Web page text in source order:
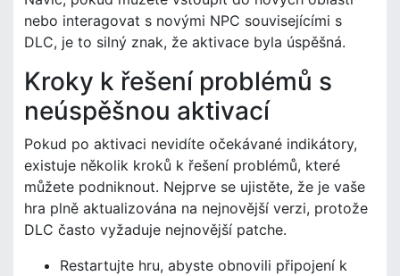
nebo interagovat s novými NPC souvisejícími s
DLC, je to silný znak, že aktivace byla úspěšná.
Kroky k řešení problémů s
neúspěšnou aktivací
Pokud po aktivaci nevidíte očekávané indikátory,
existuje několik kroků k řešení problémů, které
můžete podniknout. Nejprve se ujistěte, že je vaše
hra plně aktualizována na nejnovější verzi, protože
DLC často vyžaduje nejnovější patche.
Restartujte hru, abyste obnovili připojení k